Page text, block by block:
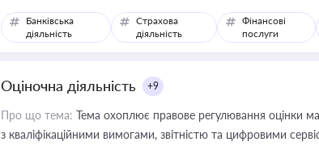
Банківська
діяльність
Страхова
діяльність
Фінансові
послуги
Оціночна діяльність +9
Про що тема: Тема охоплює правове регулювання оцінки
з кваліфікаційними вимогами, звітністю та цифровими